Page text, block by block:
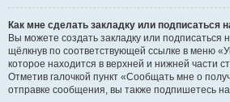
Как мне сделать закладку или подписаться
Вы можете создать закладку или подписаться
щёлкнув по соответствующей ссылке в меню
которое находится в верхней и нижней части
Отметив галочкой пункт «Сообщать мне о
отправке сообщения, вы также подпишетесь